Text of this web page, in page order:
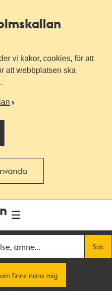
vi kakor, cookies, för att
att webbplatsen ska
Sök
finns nära mig